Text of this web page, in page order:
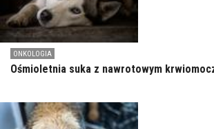
ONKOLOGIA
Ośmioletnia suka z nawrotowym